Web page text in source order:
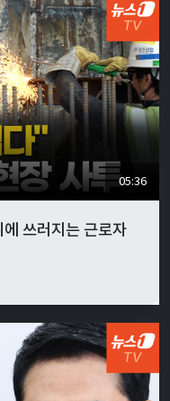
05:36
쓰러지는 근로자